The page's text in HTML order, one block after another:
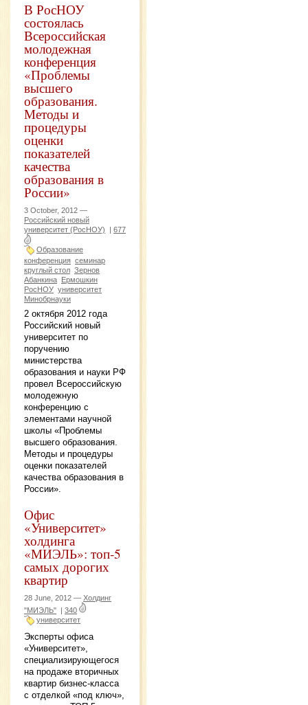
В РосНОУ
состоялась
Всероссийская
молодежная
конференция
«Проблемы
высшего
образования.
Методы и
процедуры
оценки
показателей
качества
образования в
России»
3 October, 2012 —
Российский новый
университет (РосНОУ) | 677
Образование
конференция семинар
круглый стол Зернов
Абанкина Ермошкин
РосНОУ университет
Минобрнауки
2 октября 2012 года
Российский новый
университет по
поручению
министерства
образования и науки РФ
провел Всероссийскую
молодежную
конференцию с
элементами научной
школы «Проблемы
высшего образования.
Методы и процедуры
оценки показателей
качества образования в
России».
Офис
«Университет»
холдинга
«МИЭЛЬ»: топ-5
самых дорогих
квартир
28 June, 2012 — Холдинг
"МИЭЛЬ" | 340
университет
Эксперты офиса
«Университет»,
специализирующегося
на продаже вторичных
квартир бизнес-класса
с отделкой «под ключ»,